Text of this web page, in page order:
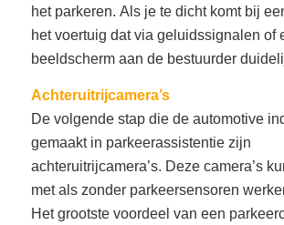
het parkeren. Als je te dicht komt bij
het voertuig dat via geluidssignalen of
beeldscherm aan de bestuurder
Achteruitrijcamera’s
De volgende stap die de automotive
gemaakt in parkeerassistentie zijn
achteruitrijcamera’s. Deze camera’s
met als zonder parkeersensoren
Het grootste voordeel van een